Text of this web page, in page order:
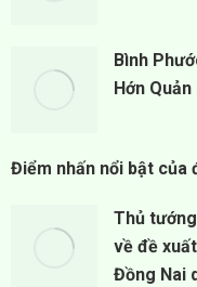
Bình
Hớn
Điểm nhấn nổi bật của
Thủ
về đề
Đồng Nai